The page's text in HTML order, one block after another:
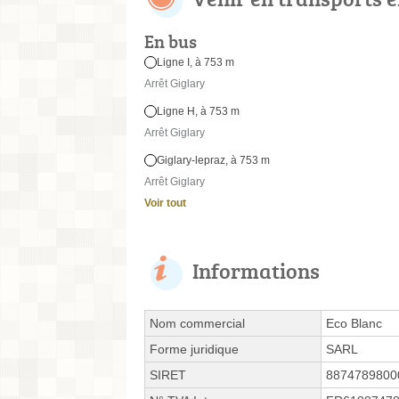
En bus
Ligne I, à 753 m
Arrêt Giglary
Ligne H, à 753 m
Arrêt Giglary
Giglary-lepraz, à 753 m
Arrêt Giglary
Voir tout
Informations
Nom commercial
Eco Blanc
Forme juridique
SARL
SIRET